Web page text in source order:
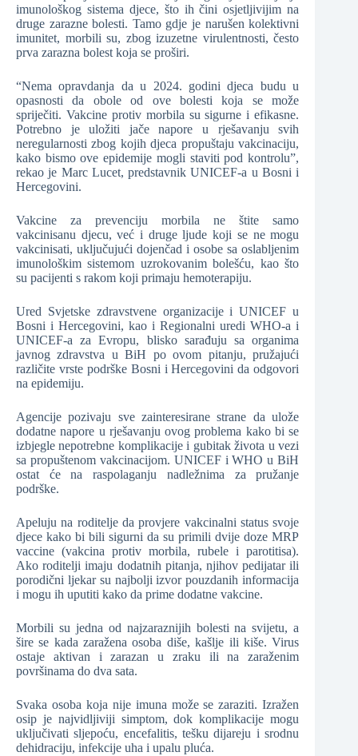
imunološkog sistema djece, što ih čini osjetljivijim na
druge zarazne bolesti. Tamo gdje je narušen kolektivni
imunitet, morbili su, zbog izuzetne virulentnosti, često
prva zarazna bolest koja se proširi.
“Nema opravdanja da u 2024. godini djeca budu u
opasnosti da obole od ove bolesti koja se može
spriječiti. Vakcine protiv morbila su sigurne i efikasne.
Potrebno je uložiti jače napore u rješavanju svih
neregularnosti zbog kojih djeca propuštaju vakcinaciju,
kako bismo ove epidemije mogli staviti pod kontrolu”,
rekao je Marc Lucet, predstavnik UNICEF-a u Bosni i
Hercegovini.
Vakcine za prevenciju morbila ne štite samo
vakcinisanu djecu, već i druge ljude koji se ne mogu
vakcinisati, uključujući dojenčad i osobe sa oslabljenim
imunološkim sistemom uzrokovanim bolešću, kao što
su pacijenti s rakom koji primaju hemoterapiju.
Ured Svjetske zdravstvene organizacije i UNICEF u
Bosni i Hercegovini, kao i Regionalni uredi WHO-a i
UNICEF-a za Evropu, blisko sarađuju sa organima
javnog zdravstva u BiH po ovom pitanju, pružajući
različite vrste podrške Bosni i Hercegovini da odgovori
na epidemiju.
Agencije pozivaju sve zainteresirane strane da ulože
dodatne napore u rješavanju ovog problema kako bi se
izbjegle nepotrebne komplikacije i gubitak života u vezi
sa propuštenom vakcinacijom. UNICEF i WHO u BiH
ostat će na raspolaganju nadležnima za pružanje
podrške.
Apeluju na roditelje da provjere vakcinalni status svoje
djece kako bi bili sigurni da su primili dvije doze MRP
vaccine (vakcina protiv morbila, rubele i parotitisa).
Ako roditelji imaju dodatnih pitanja, njihov pedijatar ili
porodični ljekar su najbolji izvor pouzdanih informacija
i mogu ih uputiti kako da prime dodatne vakcine.
Morbili su jedna od najzaraznijih bolesti na svijetu, a
šire se kada zaražena osoba diše, kašlje ili kiše. Virus
ostaje aktivan i zarazan u zraku ili na zaraženim
površinama do dva sata.
Svaka osoba koja nije imuna može se zaraziti. Izražen
osip je najvidljiviji simptom, dok komplikacije mogu
uključivati ​​sljepoću, encefalitis, tešku dijareju i srodnu
dehidraciju, infekcije uha i upalu pluća.